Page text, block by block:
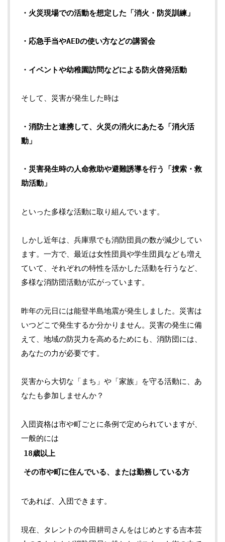
・火災現場での活動を想定した「消火・防災訓練」
・応急手当やAEDの使い方などの講習会
・イベントや幼稚園訪問などによる防火啓発活動
そして、災害が発生した時は
・消防士と連携して、火災の消火にあたる「消火活
動」
・災害発生時の人命救助や避難誘導を行う「捜索・救
助活動」
といった多様な活動に取り組んでいます。
しかし近年は、兵庫県でも消防団員の数が減少してい
ます。一方で、最近は女性団員や学生団員なども増え
ていて、それぞれの特性を活かした活動を行うなど、
多様な消防団活動が広がっています。
昨年の元日には能登半島地震が発生しました。災害は
いつどこで発生するか分かりません。災害の発生に備
えて、地域の防災力を高めるためにも、消防団には、
あなたの力が必要です。
災害から大切な「まち」や「家族」を守る活動に、あ
なたも参加しませんか？
入団資格は市や町ごとに条例で定められていますが、
一般的には
18歳以上
その市や町に住んでいる、または勤務している方
であれば、入団できます。
現在、タレントの今田耕司さんをはじめとする吉本芸